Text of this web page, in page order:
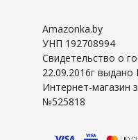
Amazonka.by
УНП 192708994
Свидетельство о
22.09.2016г
Интернет-магазин
№525818